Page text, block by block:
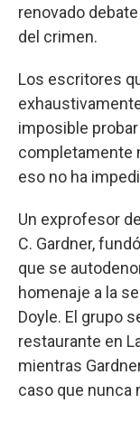
renovado
del crimen.
Los escritores
imposible
completamente
eso no ha
Un exprofesor
C. Gardner,
que se
homenaje a la
Doyle. El grupo
restaurante en
mientras
caso que nunca